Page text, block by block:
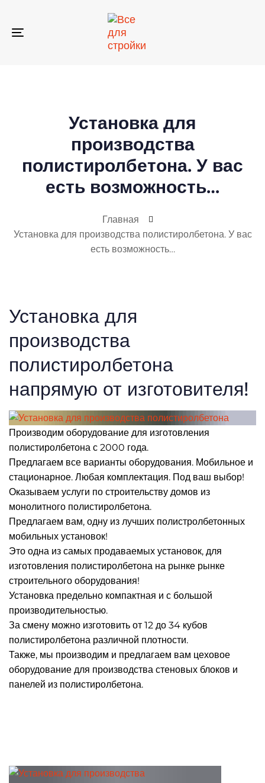
Toggle
Установка для
производства
полистиролбетона. У вас
есть возможность…
Главная
Установка для производства полистиролбетона. У вас
есть возможность…
Установка для
производства
полистиролбетона
напрямую от изготовителя!
Производим оборудование для изготовления
полистиролбетона с 2000 года.
Предлагаем все варианты оборудования. Мобильное и
стационарное. Любая комплектация. Под ваш выбор!
Оказываем услуги по строительству домов из
монолитного полистиролбетона.
Предлагаем вам, одну из лучших полистролбетонных
мобильных установок!
Это одна из самых продаваемых установок, для
изготовления полистиролбетона на рынке рынке
строительного оборудования!
Установка предельно компактная и с большой
производительностью.
За смену можно изготовить от 12 до 34 кубов
полистиролбетона различной плотности.
Также, мы производим и предлагаем вам цеховое
оборудование для производства стеновых блоков и
панелей из полистиролбетона.